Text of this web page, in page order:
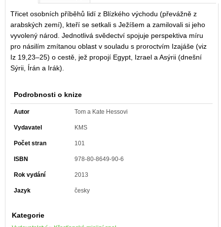
Třicet osobních příběhů lidí z Blízkého východu (převážně z
arabských zemí), kteří se setkali s Ježíšem a zamilovali si jeho
vyvolený národ. Jednotlivá svědectví spojuje perspektiva míru
pro násilím zmítanou oblast v souladu s proroctvím Izajáše (viz
Iz 19,23–25) o cestě, jež propojí Egypt, Izrael a Asýrii (dnešní
Sýrii, Írán a Irák).
Podrobnosti o knize
Autor Tom a Kate Hessovi
Vydavatel KMS
Počet stran 101
ISBN 978-80-8649-90-6
Rok vydání 2013
Jazyk česky
Kategorie